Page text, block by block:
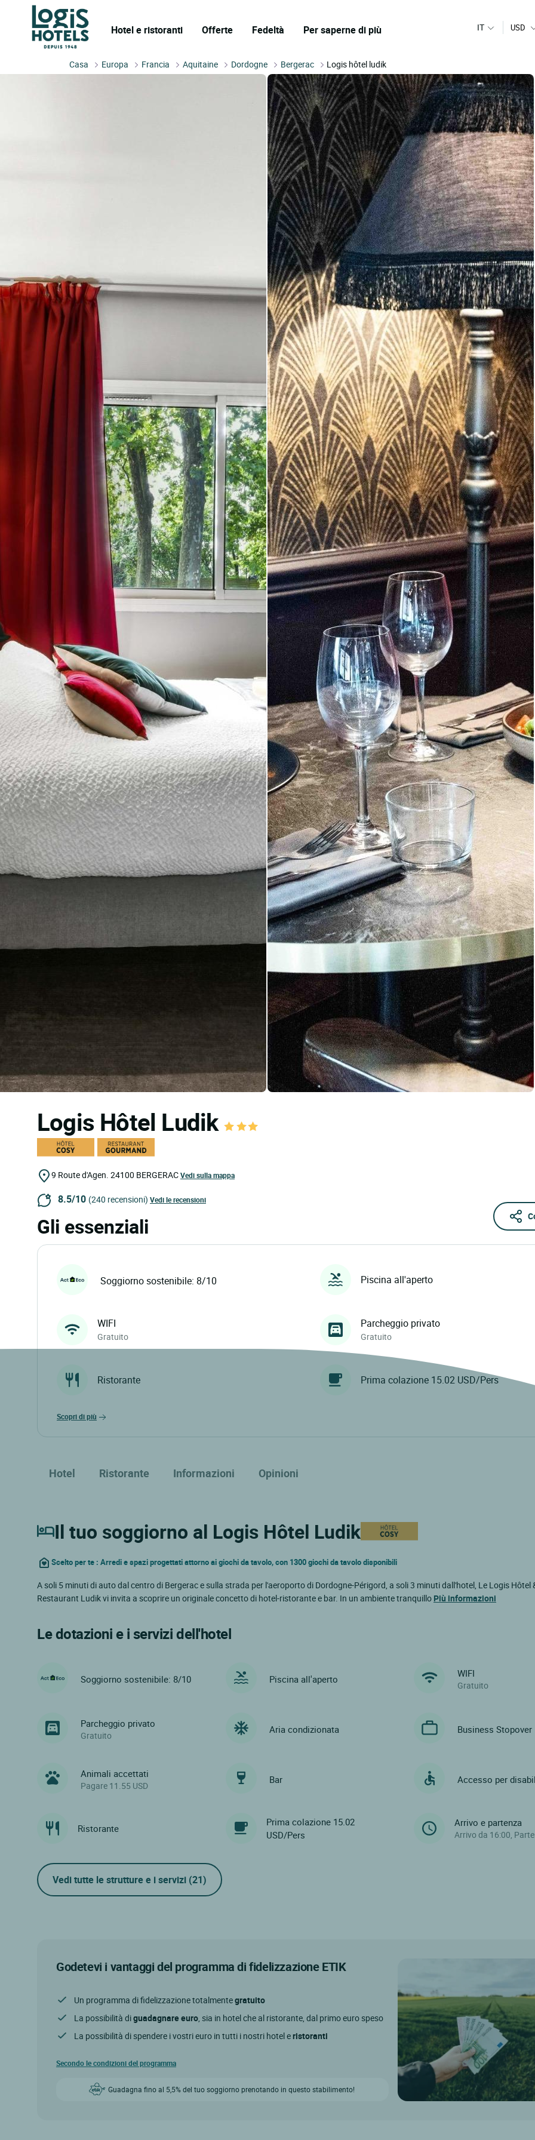
Hotel e ristoranti Offerte Fedeltà Per saperne di più IT USD
Casa Europa Francia Aquitaine Dordogne Bergerac Logis hôtel ludik
Logis Hôtel Ludik
9 Route d'Agen. 24100 BERGERACVedi sulla mappa
8.5/10 (240 recensioni) Vedi le recensioni
Gli essenziali
Soggiorno sostenibile: 8/10 Piscina all'aperto
WIFI
Gratuito
Parcheggio privato
Gratuito
Ristorante Prima colazione 15.02 USD/Pers
scopri di più
Hotel Ristorante Informazioni Opinioni
Il tuo soggiorno al Logis Hôtel Ludik
Scelto per te : Arredi e spazi progettati attorno ai giochi da tavolo, con 1300 giochi da tavolo disponibili
A soli 5 minuti di auto dal centro di Bergerac e sulla strada per l'aeroporto di Dordogne-Périgord, a soli 3 minuti dall'hotel, Le Logis Hôtel
Restaurant Ludik vi invita a scoprire un originale concetto di hotel-ristorante e bar. In un ambiente tranquillo Più informazioni
Le dotazioni e i servizi dell'hotel
Soggiorno sostenibile: 8/10 Piscina all'aperto WIFI
Gratuito
Parcheggio privato
Gratuito
Aria condizionata Business Stopover
Animali accettati
Pagare 11.55 USD
Bar Accesso per
Ristorante
Prima colazione 15.02
USD/Pers
Arrivo e partenza
Arrivo da 16:00,
Vedi tutte le strutture e i servizi (21)
Godetevi i vantaggi del programma di fidelizzazione ETIK
Un programma di fidelizzazione totalmentegratuito
La possibilità diguadagnare euro , sia in hotel che al ristorante, dal primo euro speso
La possibilità di spendere i vostri euro in tutti i nostri hotel eristoranti
Secondo le condizioni del programma
Guadagna fino al 5,5% del tuo soggiorno prenotando in questo stabilimento!